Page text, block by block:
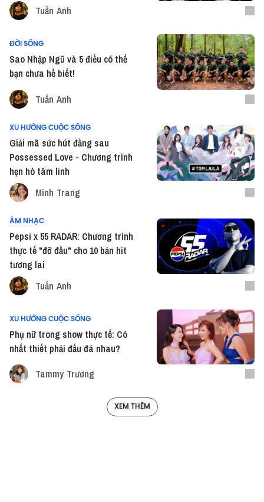
Tuấn Anh
ĐỜI SỐNG
Sao Nhập Ngũ và 5 điều có thể
bạn chưa hề biết!
Tuấn Anh
XU HƯỚNG CUỘC SỐNG
Giải mã sức hút đằng sau
Possessed Love - Chương trình
hẹn hò tâm linh
Minh Trang
ÂM NHẠC
Pepsi x 55 RADAR: Chương trình
thực tế "đỡ đầu" cho 10 bản hit
tương lai
Tuấn Anh
XU HƯỚNG CUỘC SỐNG
Phụ nữ trong show thực tế: Có
nhất thiết phải đấu đá nhau?
Tammy Trương
XEM THÊM